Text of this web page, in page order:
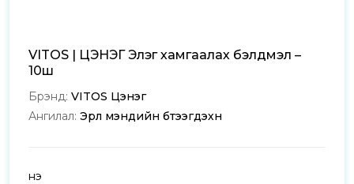
VITOS | ЦЭНЭГ Элэг хамгаалах бэлдмэл –
10ш
Брэнд: VITOS Цэнэг
Ангилал: Эрүүл мэндийн бүтээгдэхүүн
Үнэ